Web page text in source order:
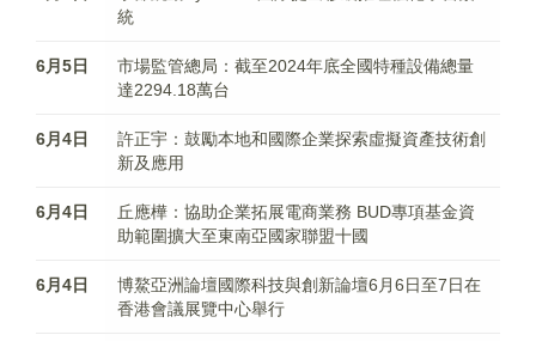
統
6月5日
市場監管總局：截至2024年底全國特種設備總量
達2294.18萬台
6月4日
許正宇：鼓勵本地和國際企業探索虛擬資產技術創
新及應用
6月4日
丘應樺：協助企業拓展電商業務 BUD專項基金資
助範圍擴大至東南亞國家聯盟十國
6月4日
博鰲亞洲論壇國際科技與創新論壇6月6日至7日在
香港會議展覽中心舉行